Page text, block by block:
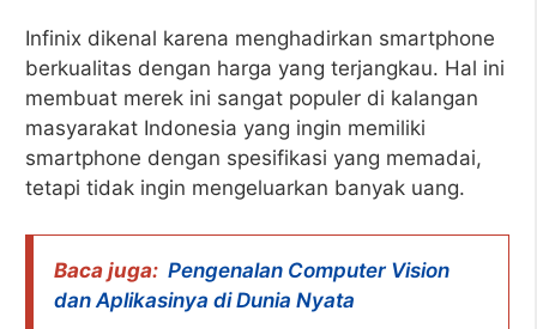
Infinix dikenal karena menghadirkan smartphone
berkualitas dengan harga yang terjangkau. Hal ini
membuat merek ini sangat populer di kalangan
masyarakat Indonesia yang ingin memiliki
smartphone dengan spesifikasi yang memadai,
tetapi tidak ingin mengeluarkan banyak uang.
Baca juga: Pengenalan Computer Vision
dan Aplikasinya di Dunia Nyata